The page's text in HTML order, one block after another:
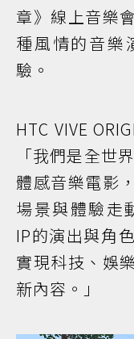
章》線上音樂
種風情的音樂
驗。
HTC VIVE
「我們是全世
體感音樂電影
場景與體驗走
IP的演出與角
實現科技、娛
新內容。」